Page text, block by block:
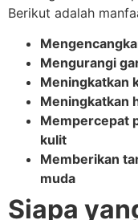
Berikut adalah
Mengurangi
Meningkatkan
Meningkatkan
Mempercepat
kulit
Memberikan
muda
Siapa